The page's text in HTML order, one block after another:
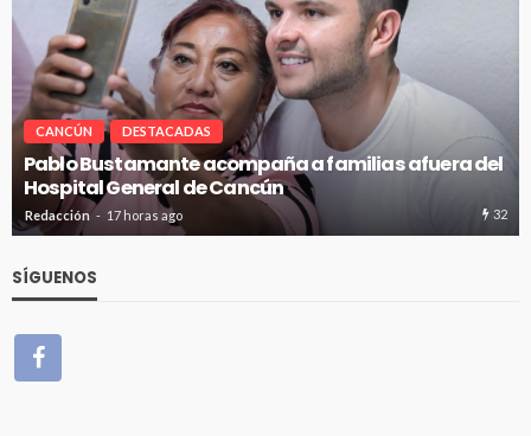
CANCÚN DESTACADAS
Pablo Bustamante acompaña a familias afuera del
Hospital General de Cancún
Redacción 17 horas ago 32
SÍGUENOS